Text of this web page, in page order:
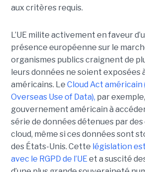
aux critères requis.
L’UE milite activement en faveur
présence européenne sur le
organismes publics craignent de
leurs données ne soient exposées
américains. Le Cloud Act américain
Overseas Use of Data), par
gouvernement américain à
série de données détenues par
cloud, même si ces données sont
des États-Unis. Cette législation
avec le RGPD de l’UEet a suscité